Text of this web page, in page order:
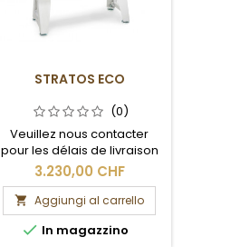
STRATOS ECO
(0)
Veuillez nous contacter
pour les délais de livraison
et les frais de port.
3.230,00 CHF
 Aggiungi al carrello
 In magazzino